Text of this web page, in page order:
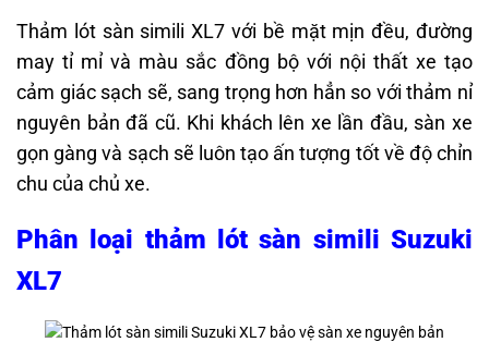
Thảm lót sàn simili XL7 với bề mặt mịn đều, đường
may tỉ mỉ và màu sắc đồng bộ với nội thất xe tạo
cảm giác sạch sẽ, sang trọng hơn hẳn so với thảm nỉ
nguyên bản đã cũ. Khi khách lên xe lần đầu, sàn xe
gọn gàng và sạch sẽ luôn tạo ấn tượng tốt về độ chỉn
chu của chủ xe.
Phân loại thảm lót sàn simili Suzuki
XL7